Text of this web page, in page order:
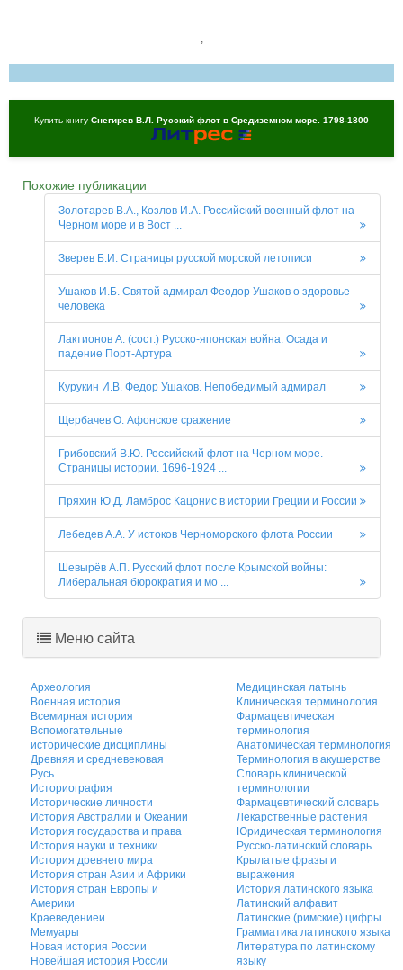
,
Купить книгу Снегирев В.Л. Русский флот в Средиземном море. 1798-1800
Похожие публикации
Золотарев В.А., Козлов И.А. Российский военный флот на
Черном море и в Вост ...
Зверев Б.И. Страницы русской морской летописи
Ушаков И.Б. Святой адмирал Феодор Ушаков о здоровье
человека
Лактионов А. (сост.) Русско-японская война: Осада и
падение Порт-Артура
Курукин И.В. Федор Ушаков. Непобедимый адмирал
Щербачев О. Афонское сражение
Грибовский В.Ю. Российский флот на Черном море.
Страницы истории. 1696-1924 ...
Пряхин Ю.Д. Ламброс Кацонис в истории Греции и России
Лебедев А.А. У истоков Черноморского флота России
Шевырёв А.П. Русский флот после Крымской войны:
Либеральная бюрократия и мо ...
Меню сайта
Археология
Военная история
Всемирная история
Вспомогательные
исторические дисциплины
Древняя и средневековая
Русь
Историография
Исторические личности
История Австралии и Океании
История государства и права
История науки и техники
История древнего мира
История стран Азии и Африки
История стран Европы и
Америки
Краеведениеи
Мемуары
Новая история России
Новейшая история России
Медицинская латынь
Клиническая терминология
Фармацевтическая
терминология
Анатомическая терминология
Терминология в акушерстве
Словарь клинической
терминологии
Фармацевтический словарь
Лекарственные растения
Юридическая терминология
Русско-латинский словарь
Крылатые фразы и
выражения
История латинского языка
Латинский алфавит
Латинские (римские) цифры
Грамматика латинского языка
Литература по латинскому
языку